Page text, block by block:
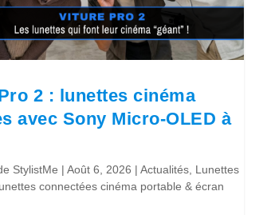
2 : lunettes cinéma
avec Sony Micro-OLED à
StylistMe |Août 6, 2026 |Actualités Lunettes
connectées cinéma portable & écran